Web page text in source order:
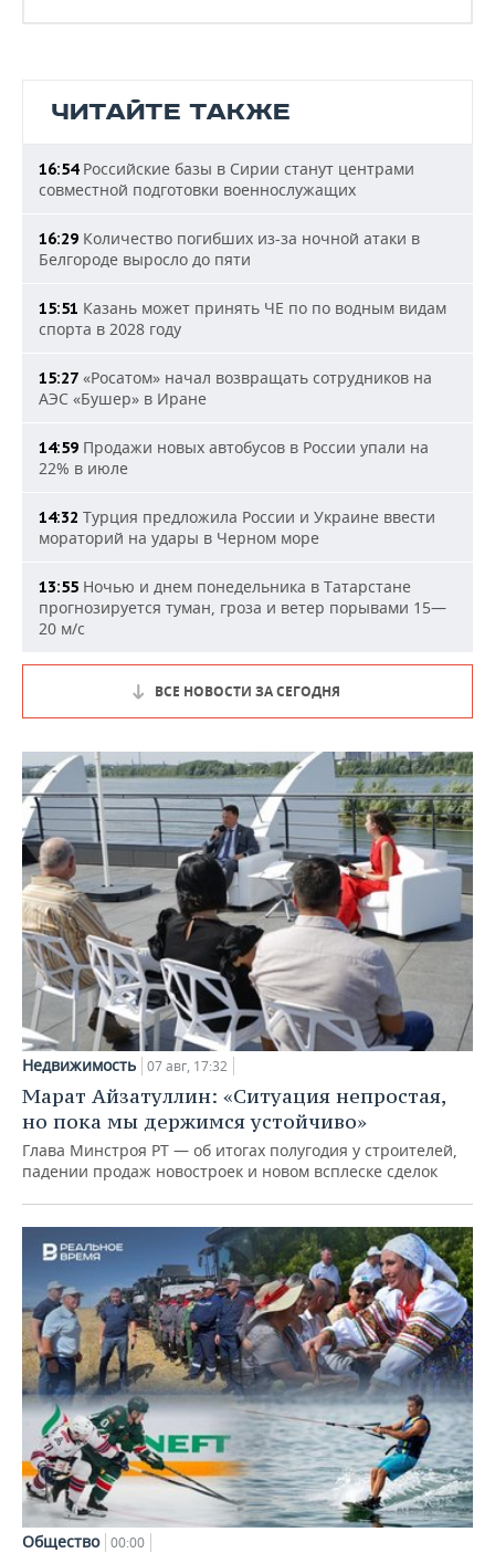
ЧИТАЙТЕ ТАКЖЕ
16:54Российские базы в Сирии станут центрами
совместной подготовки военнослужащих
16:29 Количество погибших из-за ночной атаки в
Белгороде выросло до пяти
15:51 Казань может принять ЧЕ по по водным видам
спорта в 2028 году
15:27 «Росатом» начал возвращать сотрудников на
АЭС «Бушер» в Иране
14:59 Продажи новых автобусов в России упали на
22% в июле
14:32 Турция предложила России и Украине ввести
мораторий на удары в Черном море
13:55 Ночью и днем понедельника в Татарстане
прогнозируется туман, гроза и ветер порывами 15—
20 м/с
ВСЕ НОВОСТИ ЗА СЕГОДНЯ
Недвижимость 07 авг, 17:32
Марат Айзатуллин: «Ситуация непростая,
но пока мы держимся устойчиво»
Глава Минстроя РТ — об итогах полугодия у строителей,
падении продаж новостроек и новом всплеске сделок
Общество 00:00